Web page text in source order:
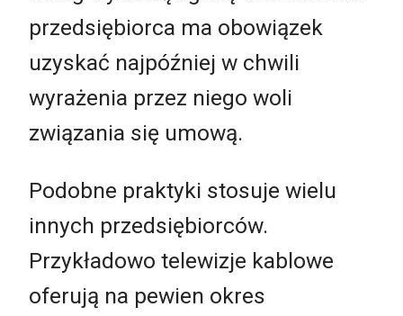
przedsiębiorca ma obowiązek
uzyskać najpóźniej w chwili
wyrażenia przez niego woli
związania się umową.
Podobne praktyki stosuje wielu
innych przedsiębiorców.
Przykładowo telewizje kablowe
oferują na pewien okres